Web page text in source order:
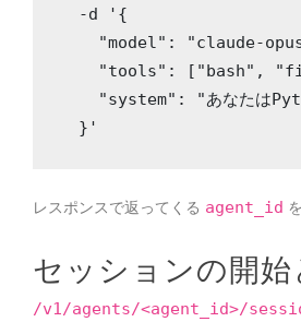
  -d '{
"model": "claude-
"tools": ["bash",
"system": "あなたは
  }'
レスポンスで返ってくる agent_id
セッションの開
/v1/agents/<agent_id>/